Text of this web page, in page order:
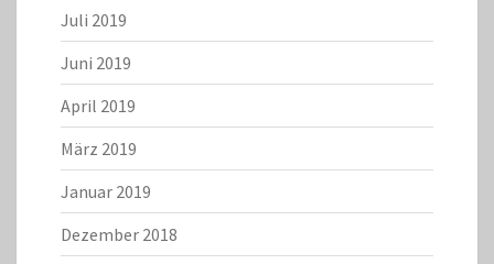
Juli 2019
Juni 2019
April 2019
März 2019
Januar 2019
Dezember 2018